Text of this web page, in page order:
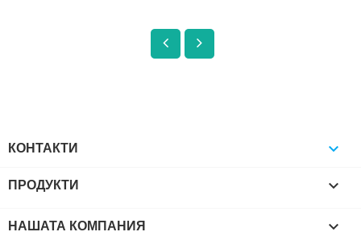
КОНТАКТИ 
ПРОДУКТИ 
НАШАТА КОМПАНИЯ 